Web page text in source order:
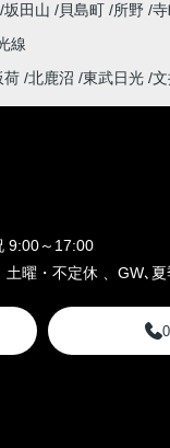
坂田山 貝島町 所野
線
荷 北鹿沼 東武日光
9:00～17:00
土曜・不定休 、GW､